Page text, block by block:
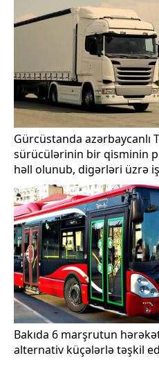
Gürcüstanda azərbaycanlı
sürücülərinin bir qisminin
həll olunub, digərləri üzrə iş
Bakıda 6 marşrutun
alternativ küçələrlə təşkil